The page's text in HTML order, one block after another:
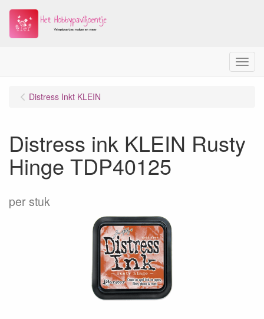
Menu
Distress Inkt KLEIN
Distress ink KLEIN Rusty
Hinge TDP40125
per stuk